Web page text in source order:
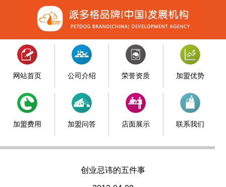
网站首页 公司介绍 荣誉资质 加盟优势
加盟费用 加盟问答 店面展示 联系我们
创业忌讳的五件事